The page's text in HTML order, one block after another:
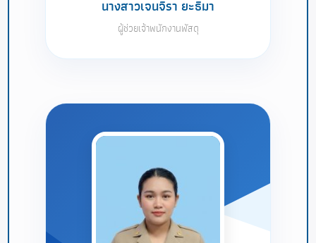
นางสาวเจนจิรา ยะธิมา
ผู้ช่วยเจ้าพนักงานพัสดุ